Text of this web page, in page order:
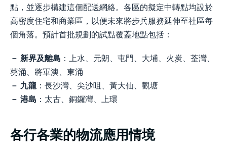
點，並逐步構建這個配送網絡。各區的擬定中轉點均設於
高密度住宅和商業區，以便未來將步兵服務延伸至社區每
個角落。預計首批規劃的試點覆蓋地點包括：
－ 新界及離島 ：上水、元朗、屯門、大埔、火炭、荃灣、
葵涌、將軍澳、東涌
－ 九龍：長沙灣、尖沙咀、黃大仙、觀塘
－ 港島 ：太古、銅鑼灣、上環
各行各業的物流應用情境